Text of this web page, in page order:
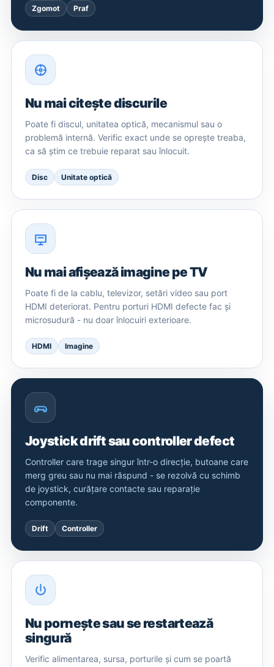
Zgomot Praf
Nu mai citește discurile
Poate fi discul, unitatea optică, mecanismul sau o
problemă internă. Verific exact unde se oprește treaba,
ca să știm ce trebuie reparat sau înlocuit.
Disc Unitate optică
Nu mai afișează imagine pe TV
Poate fi de la cablu, televizor, setări video sau port
HDMI deteriorat. Pentru porturi HDMI defecte fac și
microsudură - nu doar înlocuiri exterioare.
HDMI Imagine
Joystick drift sau controller defect
Controller care trage singur într-o direcție, butoane care
merg greu sau nu mai răspund - se rezolvă cu schimb
de joystick, curățare contacte sau reparație
componente.
Drift Controller
Nu pornește sau se restartează
singură
Verific alimentarea, sursa, porturile și cum se poartă